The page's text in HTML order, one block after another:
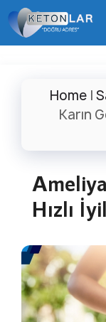
İçeriğe
atla
Home |
Karın
Hızlı